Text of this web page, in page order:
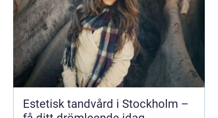
Estetisk tandvård i Stockholm –